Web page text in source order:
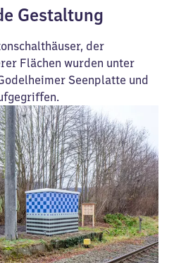
Gestaltung
der
Flächen wurden unter
Seenplatte und